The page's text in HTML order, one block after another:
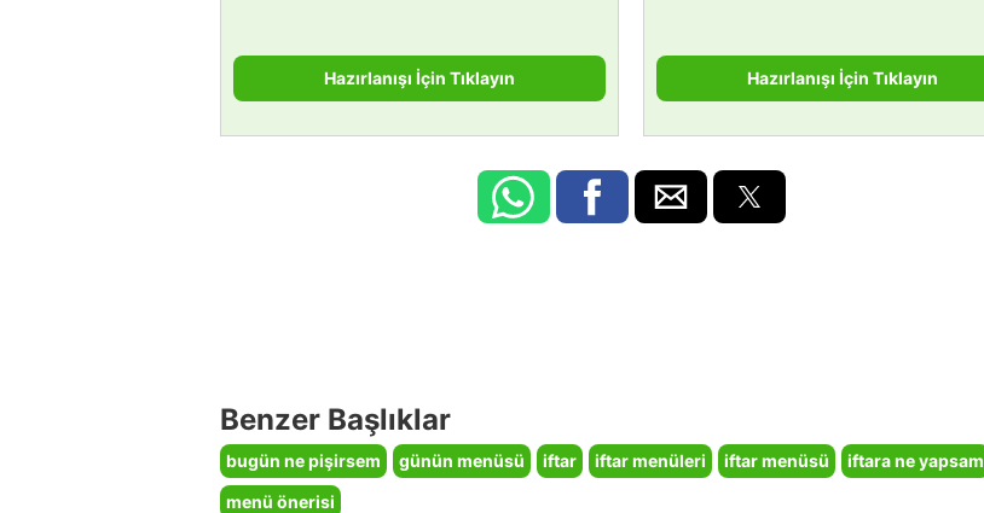
Hazırlanışı İçin Tıklayın Hazırlanışı İçin Tıklayın
Benzer Başlıklar
bugün ne pişirsem günün menüsü iftar iftar menüleri iftar menüsü
iftara ne yapsam
menü önerisi